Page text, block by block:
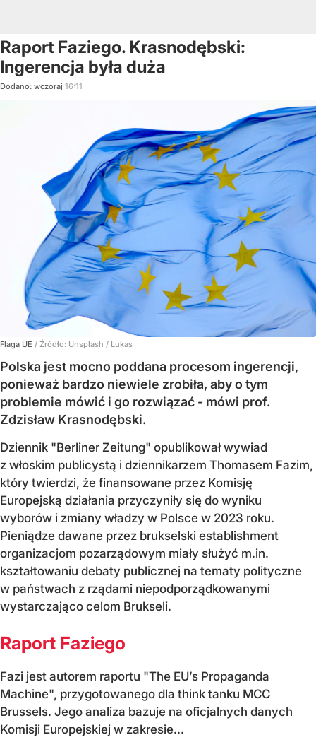
Raport Faziego. Krasnodębski:
Ingerencja była duża
Dodano: wczoraj 16:11
Flaga UE / Źródło: Unsplash / Lukas
Polska jest mocno poddana procesom ingerencji,
ponieważ bardzo niewiele zrobiła, aby o tym
problemie mówić i go rozwiązać - mówi prof.
Zdzisław Krasnodębski.
Dziennik "Berliner Zeitung" opublikował wywiad
z włoskim publicystą i dziennikarzem Thomasem Fazim,
który twierdzi, że finansowane przez Komisję
Europejską działania przyczyniły się do wyniku
wyborów i zmiany władzy w Polsce w 2023 roku.
Pieniądze dawane przez brukselski establishment
organizacjom pozarządowym miały służyć m.in.
kształtowaniu debaty publicznej na tematy polityczne
w państwach z rządami niepodporządkowanymi
wystarczająco celom Brukseli.
Raport Faziego
Fazi jest autorem raportu "The EU’s Propaganda
Machine", przygotowanego dla think tanku MCC
Brussels. Jego analiza bazuje na oficjalnych danych
Komisji Europejskiej w zakresie...